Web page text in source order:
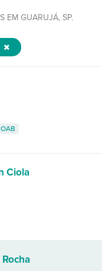
EM GUARUJÁ, SP.
OAB
Ciola